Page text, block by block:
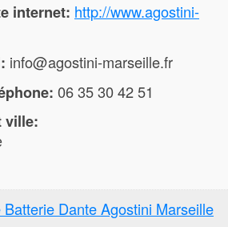
internet: http://www.agostini-
info@agostini-marseille.fr
06 35 30 42 51
ville:
Batterie Dante Agostini Marseille